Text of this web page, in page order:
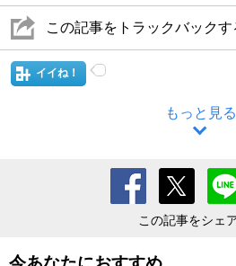
この記事をトラックバックす
イイね！
もっと見る
この記事をシェ